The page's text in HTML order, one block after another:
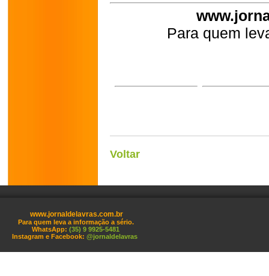
Para quem
Voltar
www.jornaldelavras.com.br
Para quem leva a informação a sério.
WhatsApp: (35) 9 9925-5481
Instagram e Facebook: @jornaldelavras